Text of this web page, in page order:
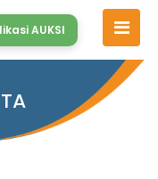
AUKSI